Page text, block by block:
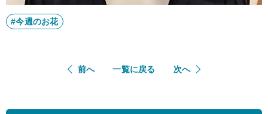
#今週のお花
前へ 一覧に戻る 次へ